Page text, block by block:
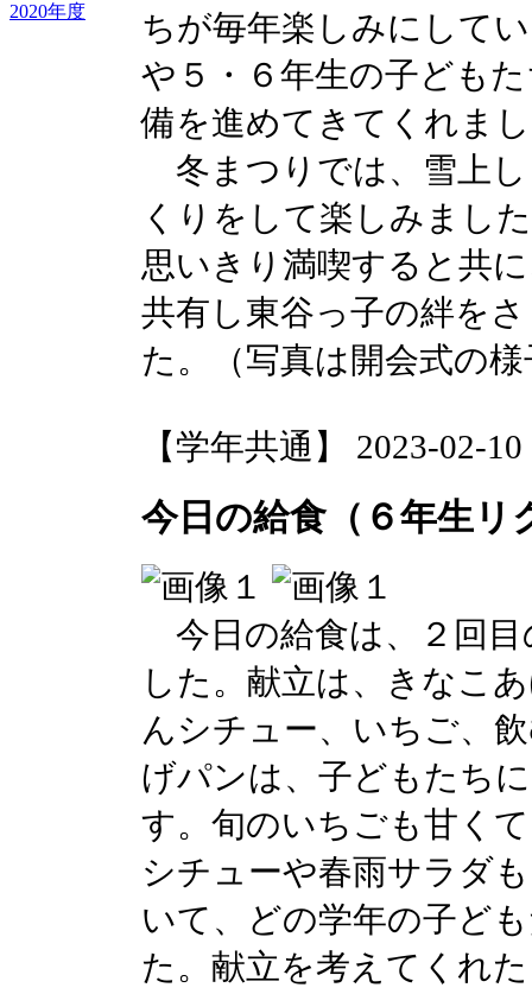
2020年度
ちが毎年楽しみにして
や５・６年生の子ども
備を進めてきてくれま
冬まつりでは、雪上
くりをして楽しみまし
思いきり満喫すると共
共有し東谷っ子の絆を
た。（写真は開会式の
【学年共通】 2023-02-
今日の給食（６年生リ
今日の給食は、２回目
した。献立は、きなこ
んシチュー、いちご、
げパンは、子どもたち
す。旬のいちごも甘く
シチューや春雨サラダ
いて、どの学年の子ど
た。献立を考えてくれ